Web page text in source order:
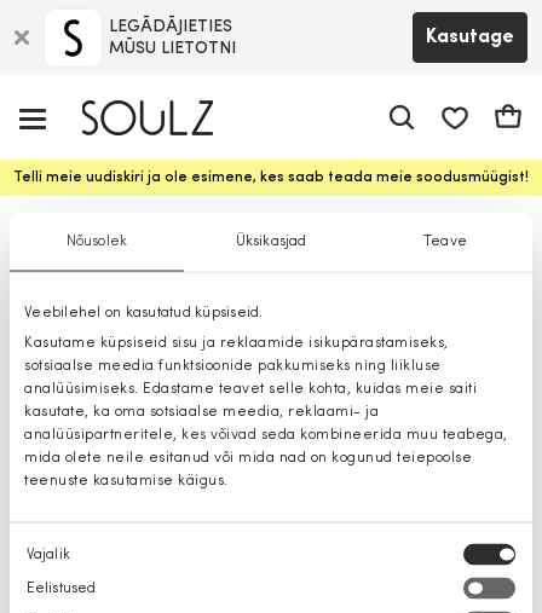
Nõusolek Üksikasjad Teave
Veebilehel on kasutatud küpsiseid.
Kasutame küpsiseid sisu ja reklaamide isikupärastamiseks,
sotsiaalse meedia funktsioonide pakkumiseks ning liikluse
analüüsimiseks. Edastame teavet selle kohta, kuidas meie saiti
kasutate, ka oma sotsiaalse meedia, reklaami- ja
analüüsipartneritele, kes võivad seda kombineerida muu teabega,
mida olete neile esitanud või mida nad on kogunud teiepoolse
teenuste kasutamise käigus.
Nõusoleku
valik
Vajalik
Eelistused
LEGĀDĀJIETIES
MŪSU LIETOTNI
Kasutage
Telli meie uudiskiri ja ole esimene, kes saab teada meie soodusmüügist!
Jakid